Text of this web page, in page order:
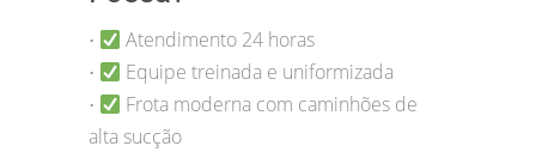
• Atendimento 24 horas
• Equipe treinada e uniformizada
•
Frota moderna com caminhões de
alta sucção